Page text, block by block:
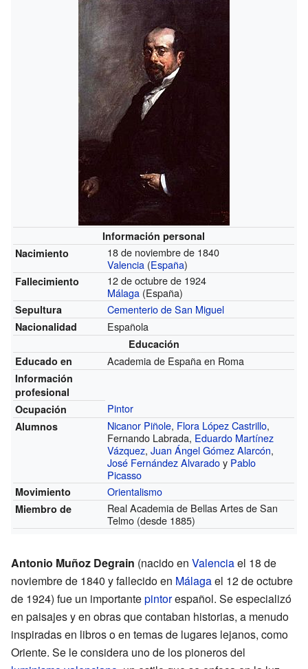
Información personal
Nacimiento
18 de noviembre de 1840
Valencia (España)
Fallecimiento
12 de octubre de 1924
Málaga (España)
Sepultura Cementerio de San Miguel
Nacionalidad Española
Educación
Educado en
Academia de España en Roma
Información
profesional
Ocupación
Pintor
Alumnos Nicanor Piñole, Flora López Castrillo,
Fernando Labrada, Eduardo Martínez
Vázquez,Juan Ángel Gómez Alarcón,
José Fernández Alvaradoy Pablo
Picasso
Movimiento Orientalismo
Miembro de
Real Academia de Bellas Artes de San
Telmo (desde 1885)
Antonio Muñoz Degrain (nacido en Valenciael 18 de
noviembre de 1840 y fallecido en Málagael 12 de octubre
de 1924) fue un importantepintorespañol. Se especializó
en paisajes y en obras que contaban historias, a menudo
inspiradas en libros o en temas de lugares lejanos, como
Oriente. Se le considera uno de los pioneros del